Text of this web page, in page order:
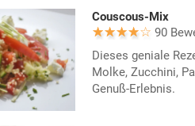
Couscous-Mix
90
Dieses geniale
Molke, Zucchini,
Genuß-Erlebnis.